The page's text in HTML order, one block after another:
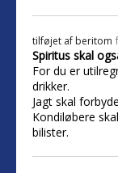
tilføjet af beritom
Spiritus skal
For du er
drikker.
Jagt skal
Kondiløbere
bilister.